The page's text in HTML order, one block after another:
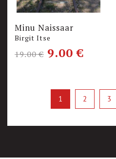
Minu Naissaar
Birgit Itse
19.00€ 9.00€
1 2 3